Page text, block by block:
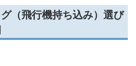
（飛行機持ち込み）選び